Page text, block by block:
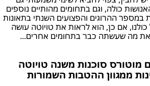
כולה, וגם בתחומים מהותיים נוספים
במספר ההרוגים והפצועים השנתי בתאונות
אם כן, הוא לראות את טויוטה עושה
את מה שעשתה כבר בתחומים אחרים...
מוטורס סוכנות משנה טויוטה
ממגוון ההטבות השמורות